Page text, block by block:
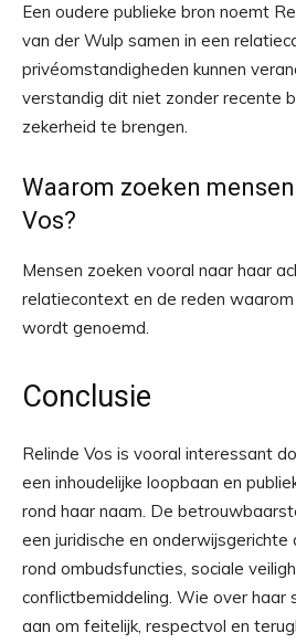
Een oudere publieke bron noemt
van der Wulp samen in een
privéomstandigheden kunnen
verstandig dit niet zonder recente
zekerheid te brengen.
Waarom zoeken
Vos?
Mensen zoeken vooral naar haar
relatiecontext en de reden waarom
wordt genoemd.
Conclusie
Relinde Vos is vooral interessant
een inhoudelijke loopbaan en
rond haar naam. De
een juridische en onderwijsgerichte
rond ombudsfuncties, sociale
conflictbemiddeling. Wie over haar
aan om feitelijk, respectvol en